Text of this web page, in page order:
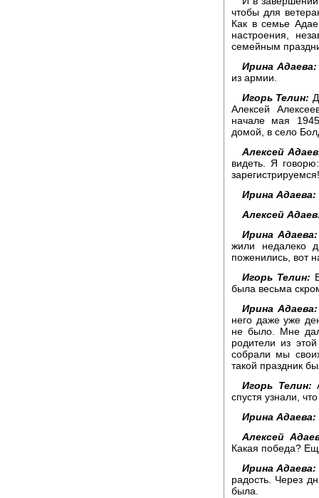
чтобы для
Как в семье
настроения,
семейным
Ирина Адаева:
из армии.
Игорь Телин:
Алексей
начале мая
домой, в село
Алексей
видеть. Я
Ирина Адаева:
Алексей
Ирина Адаева:
жили недалеко
поженились, вот
Игорь Телин:
была весьма
Ирина Адаева:
него даже уже
не было. Мне
родители из
собрали мы
такой праздник
Игорь Телин:
спустя узнали,
Ирина Адаева:
Алексей
Какая победа?
Ирина Адаева:
радость. Через
была.